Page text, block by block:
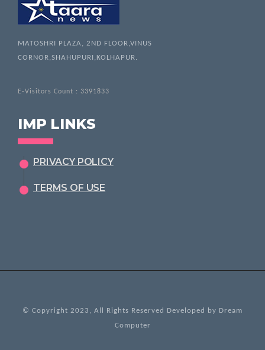
MATOSHRI PLAZA, 2ND FLOOR,VINUS
CORNOR,SHAHUPURI,KOLHAPUR.
E-Visitors Count : 3391833
IMP LINKS
PRIVACY POLICY
TERMS OF USE
© Copyright 2023, All Rights Reserved Developed by Dream
Computer